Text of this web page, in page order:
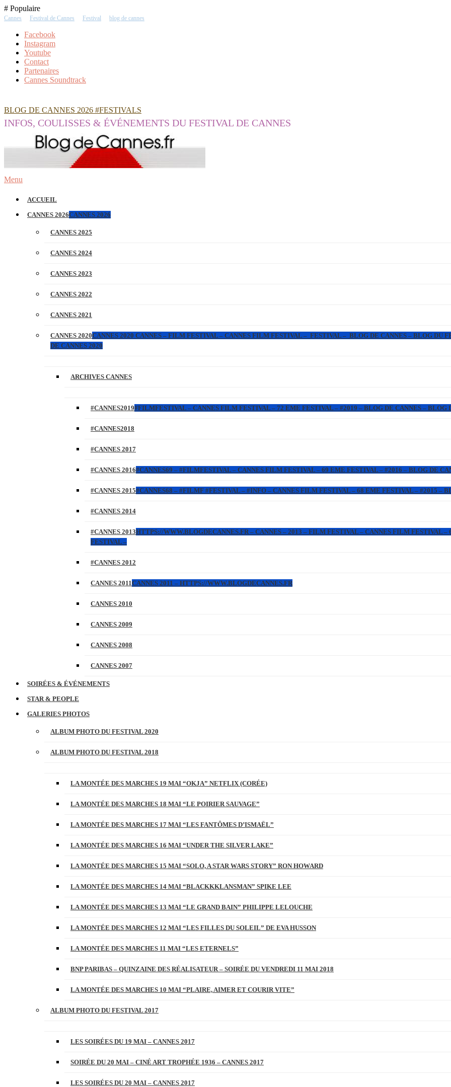
Skip
To
# Populaire
Cannes Festival de Cannes Festival blog de cannes
Facebook
Instagram
Youtube
Contact
Partenaires
Cannes Soundtrack
BLOG DE CANNES 2026 #FESTIVALS
INFOS, COULISSES & ÉVÉNEMENTS DU FESTIVAL DE CANNES
Menu
ACCUEIL
CANNES 2026CANNES 2026
CANNES 2025
CANNES 2024
CANNES 2023
CANNES 2022
CANNES 2021
CANNES 2020CANNES 2020 CANNES – FILM FESTIVAL – CANNES FILM FESTIVAL – FESTIVAL – BLOG DE CANNES – BLOG DU
DE CANNES 2020
ARCHIVES CANNES
#CANNES2019#FILMFESTIVAL – CANNES FILM FESTIVAL – 72 EME FESTIVAL – #2019 – BLOG DE CANNES – BLOG
#CANNES2018
#CANNES 2017
#CANNES 2016#CANNES69 – #FILMFESTIVAL – CANNES FILM FESTIVAL – 69 EME FESTIVAL – #2016 – BLOG DE
#CANNES 2015#CANNES68 – #FILMF #FESTIVAL – #INFO – CANNES FILM FESTIVAL – 68 EME FESTIVAL – #2015 –
#CANNES 2014
#CANNES 2013HTTPS://WWW.BLOGDECANNES.FR – CANNES – 2013 – FILM FESTIVAL – CANNES FILM FESTIVAL
FESTIVAL –
#CANNES 2012
CANNES 2011CANNES 2011 – HTTPS://WWW.BLOGDECANNES.FR
CANNES 2010
CANNES 2009
CANNES 2008
CANNES 2007
SOIRÉES & ÉVÉNEMENTS
STAR & PEOPLE
GALERIES PHOTOS
ALBUM PHOTO DU FESTIVAL 2020
ALBUM PHOTO DU FESTIVAL 2018
LA MONTÉE DES MARCHES 19 MAI “OKJA” NETFLIX (CORÉE)
LA MONTÉE DES MARCHES 18 MAI “LE POIRIER SAUVAGE”
LA MONTÉE DES MARCHES 17 MAI “LES FANTÔMES D’ISMAËL”
LA MONTÉE DES MARCHES 16 MAI “UNDER THE SILVER LAKE”
LA MONTÉE DES MARCHES 15 MAI “SOLO, A STAR WARS STORY” RON HOWARD
LA MONTÉE DES MARCHES 14 MAI “BLACKKKLANSMAN” SPIKE LEE
LA MONTÉE DES MARCHES 13 MAI “LE GRAND BAIN” PHILIPPE LELOUCHE
LA MONTÉE DES MARCHES 12 MAI “LES FILLES DU SOLEIL” DE EVA HUSSON
LA MONTÉE DES MARCHES 11 MAI “LES ETERNELS”
BNP PARIBAS – QUINZAINE DES RÉALISATEUR – SOIRÉE DU VENDREDI 11 MAI 2018
LA MONTÉE DES MARCHES 10 MAI “PLAIRE, AIMER ET COURIR VITE”
ALBUM PHOTO DU FESTIVAL 2017
LES SOIRÉES DU 19 MAI – CANNES 2017
SOIRÉE DU 20 MAI – CINÉ ART TROPHÉE 1936 – CANNES 2017
LES SOIRÉES DU 20 MAI – CANNES 2017